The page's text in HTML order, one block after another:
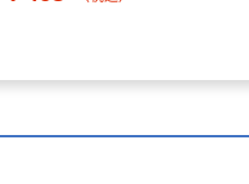
￥124~ （税込）